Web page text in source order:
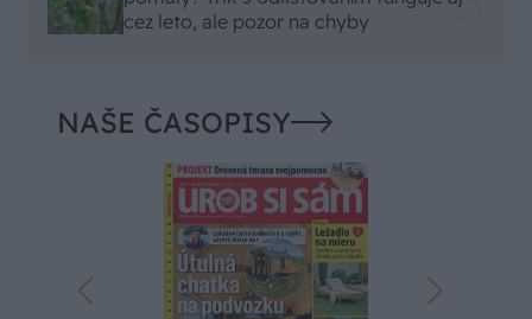
cez leto, ale pozor na chyby
NAŠE ČASOPISY